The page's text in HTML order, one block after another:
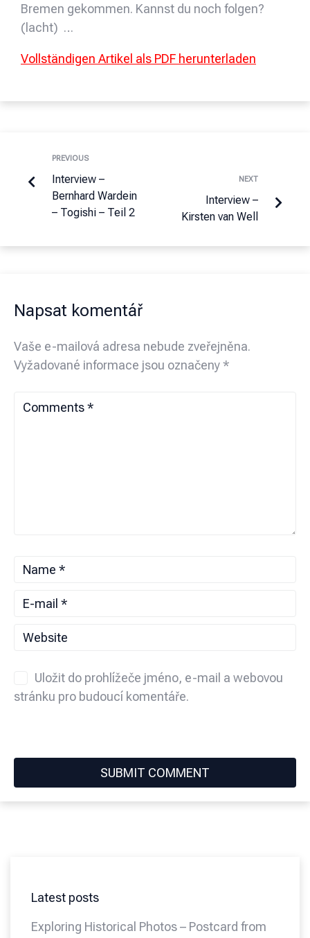
Bremen gekommen. Kannst du noch folgen?
(lacht) …
Vollständigen Artikel als PDF herunterladen
PREVIOUS
Interview –
Bernhard Wardein
– Togishi – Teil 2
NEXT
Interview –
Kirsten van Well
Napsat komentář
Vaše e-mailová adresa nebude zveřejněna.
Vyžadované informace jsou označeny*
Uložit do prohlížeče jméno, e-mail a webovou
stránku pro budoucí komentáře.
Latest posts
Exploring Historical Photos – Postcard from